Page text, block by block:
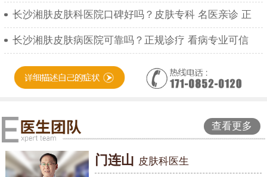
长沙湘肤皮肤科医院口碑好吗？皮肤专科 名医亲诊 正
长沙湘肤皮肤病医院可靠吗？正规诊疗 看病专业可信
查看更多
门连山 皮肤科医生